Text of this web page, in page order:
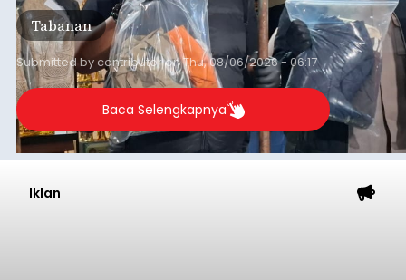
Tabanan
Submitted bycontributoronThu, 08/06/2026 - 06:17
Baca Selengkapnya
Iklan